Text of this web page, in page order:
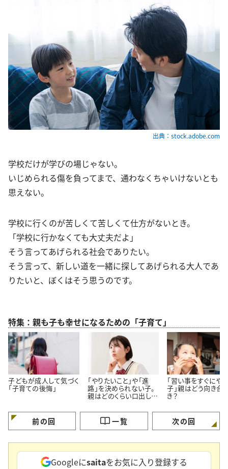
出典：stock.adobe.com
学校だけが学びの場じゃない。
いじめられる傷を負ってまで、通わなくちゃいけないとも
思えない。
学校に行くのが苦しくて苦しくて仕方がないとき。
「学校に行かなくても大丈夫だよ」
そう言ってあげられる社会でありたい。
そう言って、新しい道を一緒に探してあげられる大人であ
りたいと、ぼくはそう思うのです。
特集：親も子も幸せになるための「子育て」
子どもが成人して気づく
「子育ての後悔」
「やりたいこと」や「進
路」を決められない子。
親はどのくらい口出しし
「習い事をすぐにや
子」親はどう向き合
き？
前の回 一覧 次の回
Googleにsaitaをお気に入り登録する